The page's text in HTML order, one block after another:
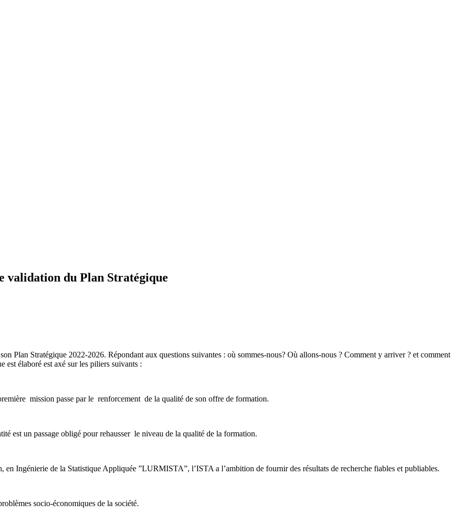
du Plan Stratégique
Plan Stratégique 2022-2026. Répondant aux questions suivantes : où sommes-nous? Où allons-nous ? Comment y arriver ? et comment
est élaboré est axé sur les piliers suivants :
mission passe par le renforcement de la qualité de son offre de formation.
est un passage obligé pour rehausser le niveau de la qualité de la formation.
Ingénierie de la Statistique Appliquée ”LURMISTA”, l’ISTA a l’ambition de fournir des résultats de recherche fiables et publiables.
socio-économiques de la société.